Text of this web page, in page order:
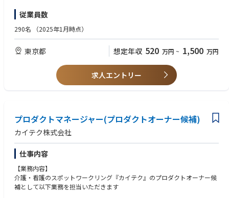
し、スピーディに戦略を実行し、非連続な成長を実現することがミッショ
ンです。ファクトベースで再現性が高く成果を上げるための仕組みづくり
や、オペレーショナルエクセレンスを実現し、市場で勝ち続けるための競
争優位を構築に携わっていただきます。
【ポジションの魅力】
経営・事業戦略をはじめ、AIなどデジタルテクノロジーを活用し、経営と
事業成長に領域を横断して関わることができます。また、非連続な成長を
実現するため、プロダクトやサービス開発のロードマップを策定し、実装
【当社の紹介】
社会をより良くする情報発信のパイオニアとして、クーリエは常に“ちょ
っと先の未来“を見据えて行動しています。的確な情報提供によって人々
のより良い選択肢を増やし、社会に前向きな影響を与えることが私たちの
使命です。
強みは、社会問題を自分ごととして捉え、本質的な課題に真正面から向き
合う社員一人ひとりの姿勢。単なる情報提供にとどまらず、創造性とテク
ノロジーを駆使して産業の再定義に挑戦し続けています。「自分の仕事が
みによるセキュリティのシフトレフト化が重要だと考えています。
この職種ではプロダクトの開発に参加し、任天堂株式会社のセキュリティ
チームと協力しながら、プロダクト内部から継続的なセキュリティの取り
リティを専門に担当していてプロダクト開発に興味のある方のいずれも歓
- セキュリティ検証のプロダクトサイドでのセルフサービス化
- プロダクト横断のセキュリティ管理ツールの開発・運用、プロダクトへ
の導入支援
- エンジニアに対するセキュリティバイデザイン、セキュアコーディング
に関する教育
業務内容の変更の範囲：会社の定める業務
歓迎スキル
以下の経験をお持ちの方を歓迎いたします。
- セキュリティレビューの実務経験
- 脆弱性診断ツールの使用経験
- セキュリティガードレールの設計、構築経験
- プラットフォームエンジニアリングの経験
- サービス精神が旺盛で、さまざまなことに興味を持ってチャレンジでき
る方
- フットワークが軽く、関係者と協業しながら業務を遂行できる方
従業員数
290名 （2025年1月時点）
東京都 想定年収 520 万円 ~ 1,500 万円
求人エントリー
プロダクトマネージャー(プロダクトオーナー候補)
カイテク株式会社
仕事内容
【業務内容】
介護・看護のスポットワークリング『カイテク』のプロダクトオーナー候
補として以下業務を担当いただきます